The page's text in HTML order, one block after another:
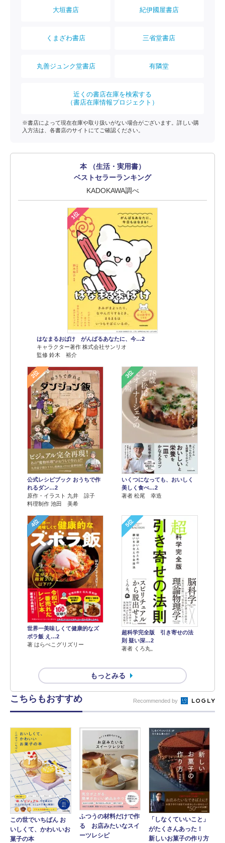
大垣書店 紀伊國屋書店
くまざわ書店 三省堂書店
丸善ジュンク堂書店 有隣堂
近くの書店在庫を検索する
（書店在庫情報プロジェクト）
※書店によって現在在庫や取り扱いがない場合がございます。詳しい購
入方法は、各書店のサイトにてご確認ください。
本 （生活・実用書）
ベストセラーランキング
KADOKAWA調べ
1位
はなまるおばけ がんばるあなたに、今…2
キャラクター著作 株式会社サンリオ
監修 鈴木 裕介
2位
公式レシピブック おうちで作
れるダン…2
原作・イラスト 九井 諒子
料理制作 池田 美希
3位
いくつになっても、おいしく
美しく食べ…2
著者 松尾 幸造
4位
世界一美味しくて健康的なズ
ボラ飯 え…2
著 はらぺこグリズリー
5位
超科学完全版 引き寄せの法
則 疑い深…2
著者 くろ丸。
もっとみる
こちらもおすすめ Recommended by
この世でいちばん お
いしくて、かわいいお
菓子の本
ふつうの材料だけで作
る お店みたいなスイ
ーツレシピ
「しなくていいこと」
がたくさんあった！
新しいお菓子の作り方